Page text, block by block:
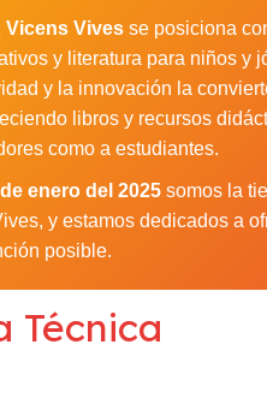
Vicens Vives se posiciona
y literatura para niños y
y la innovación la
libros y recursos
como a estudiantes.
enero del 2025 somos la
y estamos dedicados a
posible.
Técnica